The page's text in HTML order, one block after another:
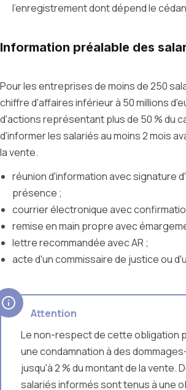
l'enregistrement dont dépend le
Information préalable des
Pour les entreprises de moins de 250
chiffre d'affaires inférieur à 50 millions
d'actions représentant plus de 50 % du
d'informer les salariés au moins 2 mois
la vente.
réunion d'information avec signature
présence ;
courrier électronique avec
remise en main propre avec
lettre recommandée avec AR ;
acte d'un commissaire de justice ou
Attention
Le non-respect de cette obligation
une condamnation à des
jusqu'à 2 % du montant de la vente.
salariés informés sont tenus à une